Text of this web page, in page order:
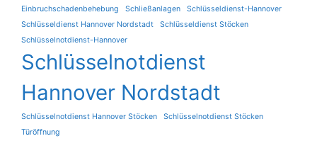
Einbruchschadenbehebung Schließanlagen
Schlüsseldienst-Hannover
Schlüsseldienst Hannover Nordstadt
Schlüsseldienst Stöcken
Schlüsselnotdienst-Hannover
Schlüsselnotdienst
Hannover Nordstadt
Schlüsselnotdienst Hannover Stöcken
Schlüsselnotdienst Stöcken
Türöffnung